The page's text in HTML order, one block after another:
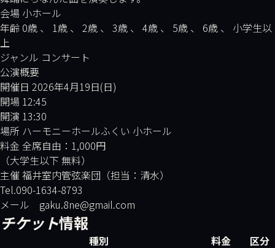
会場 小ホール
年齢 0歳 、 1歳 、 2歳 、 3歳 、 4歳 、 5歳 、 6歳 、 小学生以
上
ジャンル コンサート
公演概要
開催日 2026年4月19日(日)
開場 12:45
開演 13:30
場所 ハーモニーホールふくい 小ホール
料金 全席自由：1,000円
（大学生以下 無料）
主催 福井室内管弦楽団（担当：清水）
Tel.090-1634-8793
メール gaku.8ne@gmail.com
チケット情報
種別 料金
区分